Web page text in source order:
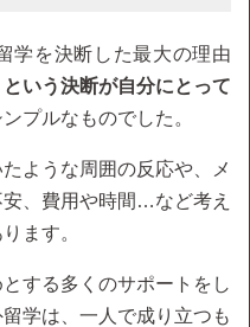
学を決断した最大の理由
という決断が自分にとって
プルなものでした。
ような周囲の反応や、メ
、費用や時間…など考え
ます。
する多くのサポートをし
学は、一人で成り立つも